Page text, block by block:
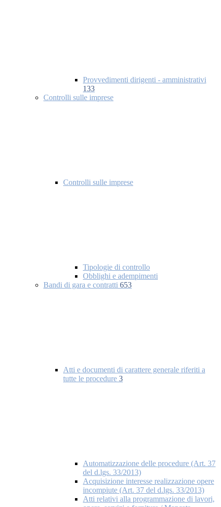
Provvedimenti dirigenti - amministrativi
133
Controlli sulle imprese
Controlli sulle imprese
Tipologie di controllo
Obblighi e adempimenti
Bandi di gara e contratti 653
Atti e documenti di carattere generale riferiti a
tutte le procedure 3
Automatizzazione delle procedure (Art. 37
del d.lgs. 33/2013)
Acquisizione interesse realizzazione opere
incompiute (Art. 37 del d.lgs. 33/2013)
Atti relativi alla programmazione di lavori,